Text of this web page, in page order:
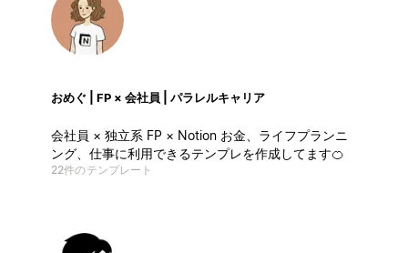
おめぐ | FP × 会社員 | パラレルキャリア
会社員 × 独立系 FP × Notion お金、ライフプランニ
ング、仕事に利用できるテンプレを作成してます🍊
22件のテンプレート